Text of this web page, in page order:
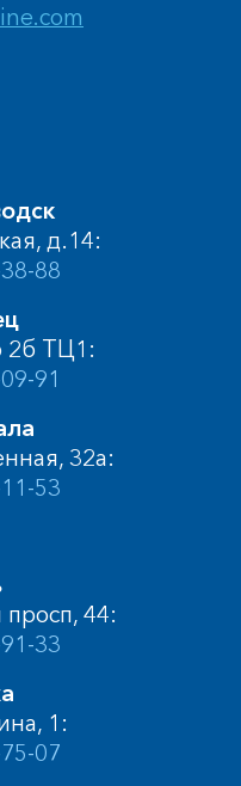
д.14:
88
2б ТЦ1:
91
32а:
53
44:
33
1:
07